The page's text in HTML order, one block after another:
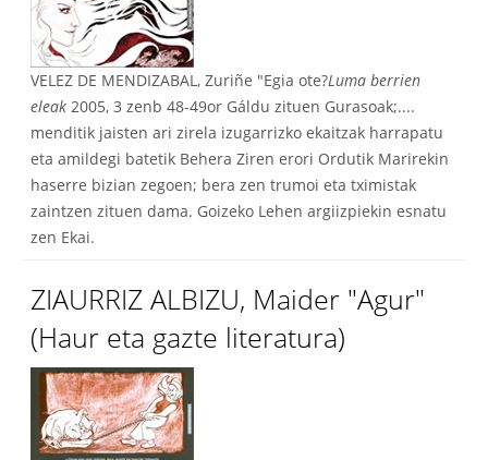
VELEZ DE MENDIZABAL, Zuriñe "Egia ote?Luma berrien
eleak 2005, 3 zenb 48-49or Gáldu zituen Gurasoak;....
menditik jaisten ari zirela izugarrizko ekaitzak harrapatu
eta amildegi batetik Behera Ziren erori Ordutik Marirekin
haserre bizian zegoen; bera zen trumoi eta tximistak
zaintzen zituen dama. Goizeko Lehen argiizpiekin esnatu
zen Ekai.
ZIAURRIZ ALBIZU, Maider "Agur"
(Haur eta gazte literatura)